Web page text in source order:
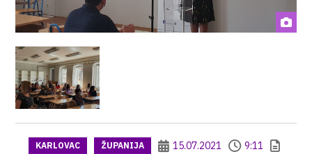
KARLOVAC ŽUPANIJA 15.07.2021 9:11